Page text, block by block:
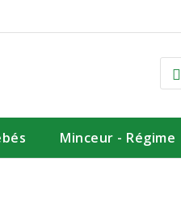
Minceur - Régime